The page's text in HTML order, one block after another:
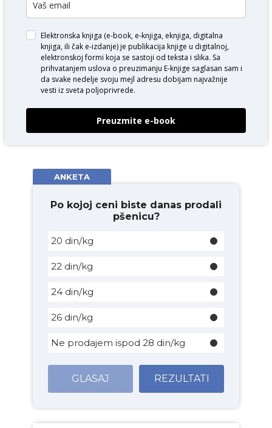
Elektronska knjiga (e-book, e-knjiga, eknjiga, digitalna
knjiga, ili čak e-izdanje) je publikacija knjige u digitalnoj,
elektronskoj formi koja se sastoji od teksta i slika. Sa
prihvatanjem uslova o preuzimanju E-knjige saglasan sam i
da svake nedelje svoju mejl adresu dobijam najvažnije
vesti iz sveta poljoprivrede.
Preuzmite e-book
ANKETA
Po kojoj ceni biste danas prodali
pšenicu?
20 din/kg
22 din/kg
24 din/kg
26 din/kg
Ne prodajem ispod 28 din/kg
GLASAJ REZULTATI